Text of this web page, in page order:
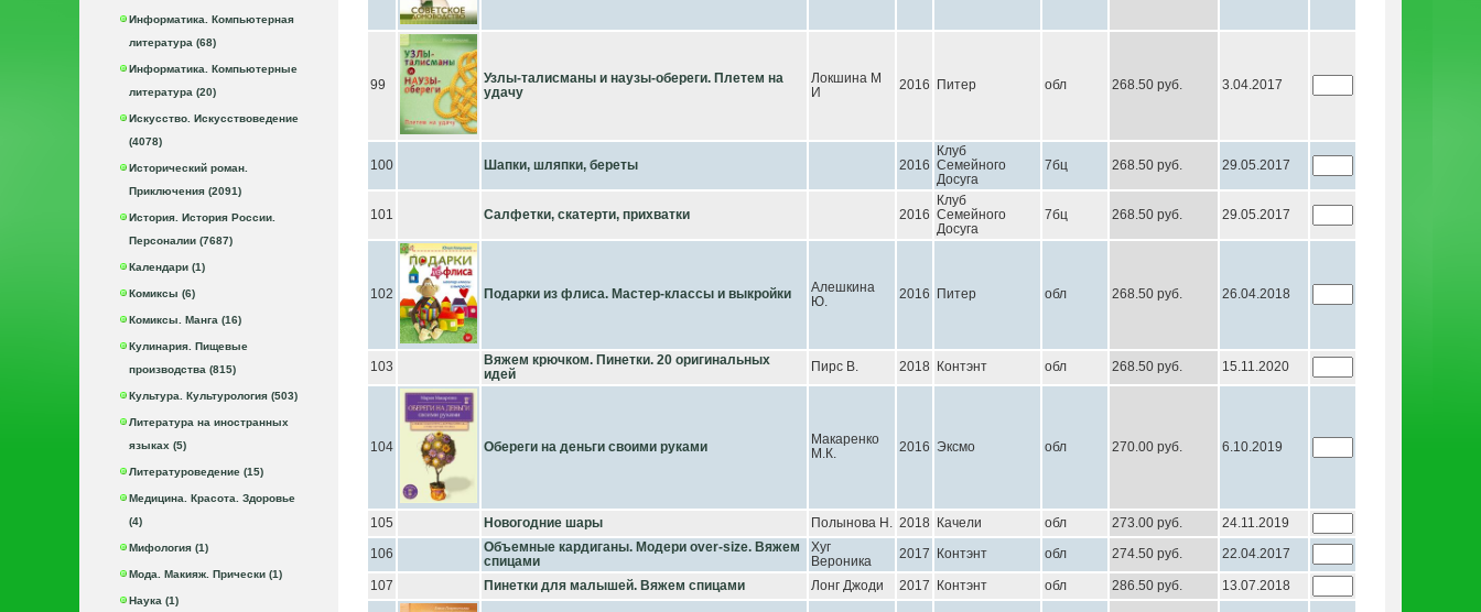
Информатика. Компьютерная
литература (68)
Информатика. Компьютерные
литература (20)
Искусство. Искусствоведение
(4078)
Исторический роман.
Приключения (2091)
История. История России.
Персоналии (7687)
Календари (1)
Комиксы (6)
Комиксы. Манга (16)
Кулинария. Пищевые
производства (815)
Культура. Культурология (503)
Литература на иностранных
языках (5)
Литературоведение (15)
Медицина. Красота. Здоровье
(4)
Мифология (1)
Мода. Макияж. Прически (1)
Наука (1)
99
Узлы-талисманы и наузы-обереги. Плетем на
удачу
Локшина М
И
2016 Питер обл 268.50 руб. 3.04.2017
100 Шапки, шляпки, береты 2016
Клуб
Семейного
Досуга
7бц 268.50 руб. 29.05.2017
101 Салфетки, скатерти, прихватки 2016
Клуб
Семейного
Досуга
7бц 268.50 руб. 29.05.2017
102 Подарки из флиса. Мастер-классы и выкройки
Алешкина
Ю.
2016 Питер обл 268.50 руб. 26.04.2018
103
Вяжем крючком. Пинетки. 20 оригинальных
идей
Пирс В. 2018 Контэнт обл 268.50 руб. 15.11.2020
104 Обереги на деньги своими руками
Макаренко
М.К.
2016 Эксмо обл 270.00 руб. 6.10.2019
105 Новогодние шары Полынова Н. 2018 Качели обл 273.00 руб.
24.11.2019
106
Объемные кардиганы. Модери over-size. Вяжем
спицами
Хуг
Вероника
2017 Контэнт обл 274.50 руб. 22.04.2017
107 Пинетки для малышей. Вяжем спицами Лонг Джоди 2017 Контэнт обл 286.50 руб. 13.07.2018